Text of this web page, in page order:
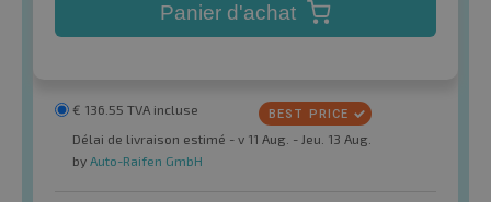
Panier d'achat
€ 136.55 TVA incluse
Délai de livraison estimé - v 11 Aug. - Jeu. 13 Aug.
by Auto-Raifen GmbH